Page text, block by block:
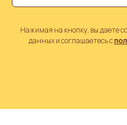
Нажимая на кнопку, вы даете
данных и соглашаетесь с